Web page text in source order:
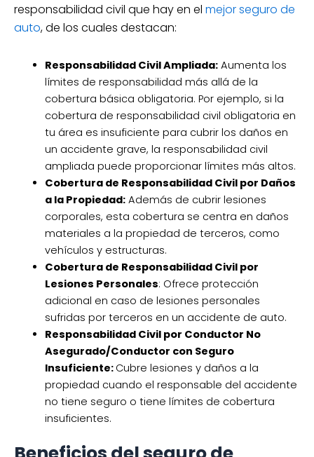
responsabilidad civil que hay en el mejor seguro de
auto, de los cuales destacan:
Responsabilidad Civil Ampliada:Aumenta los
límites de responsabilidad más allá de la
cobertura básica obligatoria. Por ejemplo, si la
cobertura de responsabilidad civil obligatoria en
tu área es insuficiente para cubrir los daños en
un accidente grave, la responsabilidad civil
ampliada puede proporcionar límites más altos.
Cobertura de Responsabilidad Civil por Daños
a la Propiedad:Además de cubrir lesiones
corporales, esta cobertura se centra en daños
materiales a la propiedad de terceros, como
vehículos y estructuras.
Cobertura de Responsabilidad Civil por
Lesiones Personales: Ofrece protección
adicional en caso de lesiones personales
sufridas por terceros en un accidente de auto.
Responsabilidad Civil por Conductor No
Asegurado/Conductor con Seguro
Insuficiente: Cubre lesiones y daños a la
propiedad cuando el responsable del accidente
no tiene seguro o tiene límites de cobertura
insuficientes.